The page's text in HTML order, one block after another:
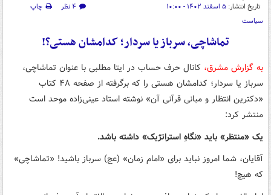
تاریخ انتشار: ۵ اسفند ۱۴۰۲ - ۱۰:۰۰ ۴ نظر
چاپ
سیاست
تماشاچی، سرباز یا سردار؛ کدامشان هستی؟!
به گزارش مشرق، کانال حرف حساب در ایتا مطلبی با عنوان تماشاچی،
سرباز یا سردار؛ کدامشان هستی را که برگرفته از صفحه ۴۸ کتاب
«دکترین انتظار و مبانی قرآنی آن» نوشته استاد عینی‌زاده موحد است
منتشر کرد:
یک «منتظر» باید «نگاهِ استراتژیک» داشته باشد.
آقایان، شما امروز نباید برای «امام زمان» (عج) سرباز باشید! «تماشاچی»
که هیچ!